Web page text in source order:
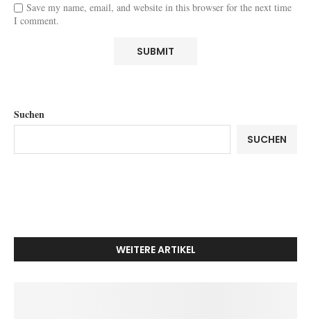
Save my name, email, and website in this browser for the next time
I comment.
Suchen
SUCHEN
WEITERE ARTIKEL